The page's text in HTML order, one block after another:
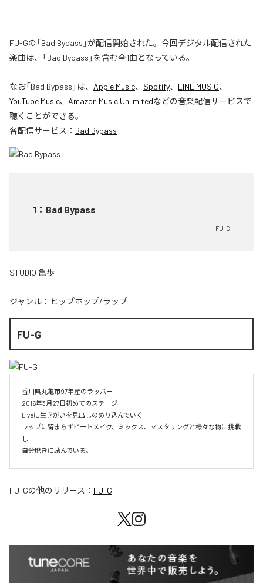
FU-Gの「Bad Bypass」が配信開始された。今回デジタル配信された
楽曲は、「Bad Bypass」を含む全1曲となっている。
なお「Bad Bypass 」は、 Apple Music、 Spotify、 LINE MUSIC、
YouTube Music、 Amazon Music Unlimitedなどの音楽配信サービスで
聴くことができる。
各配信サービス： Bad Bypass
1 ： Bad Bypass
FU-G
STUDIO 亀歩
ジャンル： ヒップホップ/ラップ
FU-G
香川県丸亀市97年産のラッパー
2016年3月27日初めてのステージ
Liveに生きがいを見出しのめり込んでいく
ラップに留まらずビートメイク、ミックス、マスタリングと様々な物に挑戦
し
自分磨きに励んでいる。
FU-Gの他のリリース： FU-G